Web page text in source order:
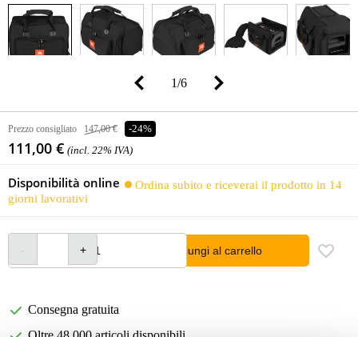
1/6
Prezzo consigliato 147,00 € -24%
111,00 € (incl. 22% IVA)
Disponibilità online
Ordina subito e riceverai il prodotto in 14
giorni lavorativi
Aggiungi al carrello
Consegna gratuita